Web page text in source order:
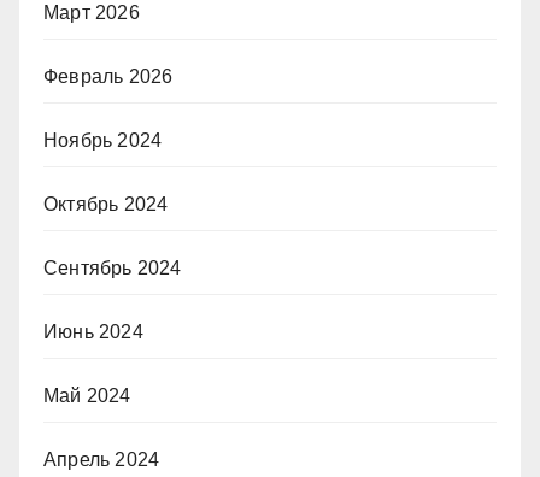
Март 2026
Февраль 2026
Ноябрь 2024
Октябрь 2024
Сентябрь 2024
Июнь 2024
Май 2024
Апрель 2024